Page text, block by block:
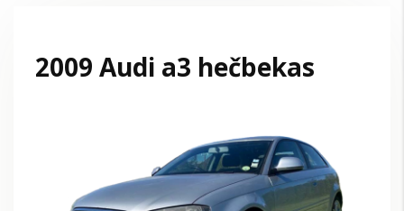
2009 Audi a3 hečbekas